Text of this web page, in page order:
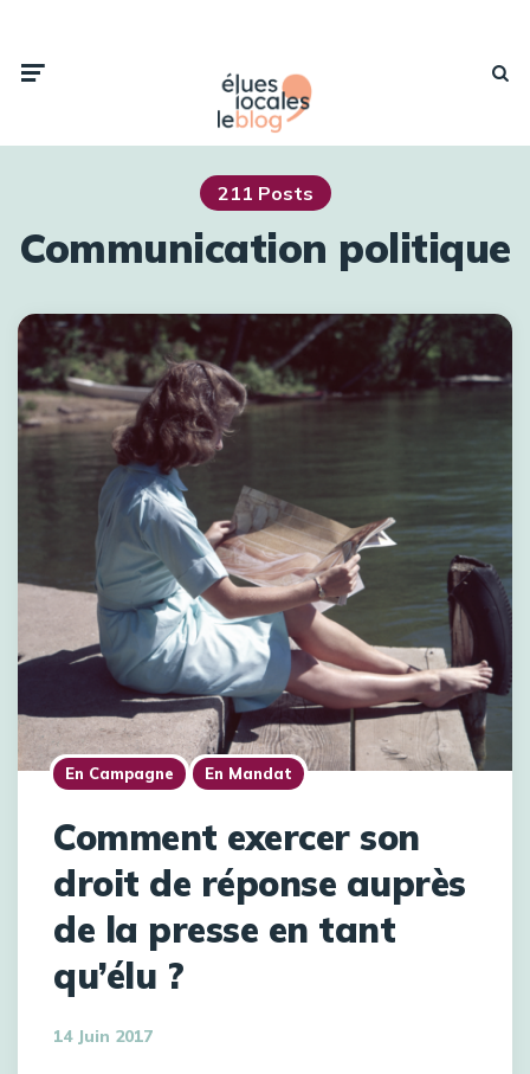
211 Posts
Communication politique
En Campagne En Mandat
Comment exercer son
droit de réponse auprès
de la presse en tant
qu’élu ?
14 Juin 2017